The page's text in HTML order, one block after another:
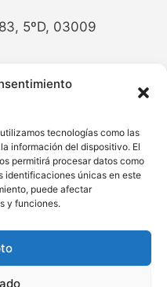
tecnologías como las
información del dispositivo. El
permitirá procesar datos como
identificaciones únicas en este
puede afectar
y funciones.
5ºD, 03009